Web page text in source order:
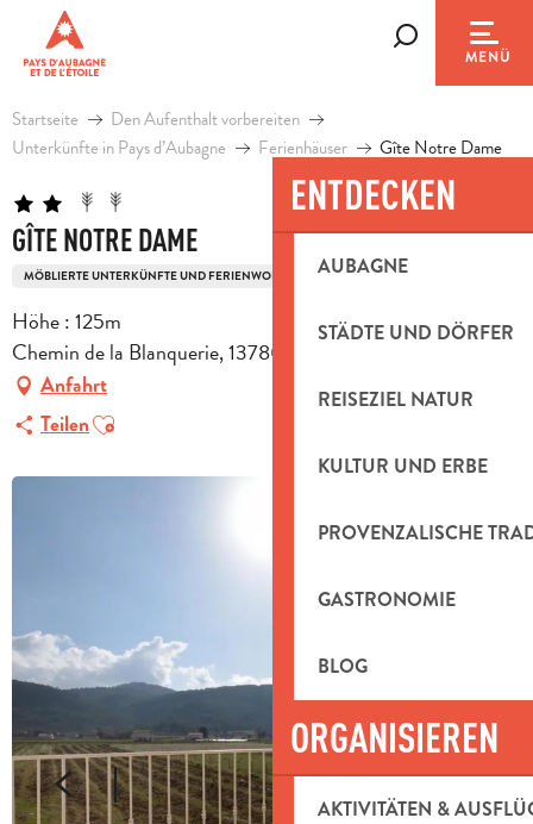
contenu
principal
MENÜ
ENTDECKEN
AUBAGNE
STÄDTE UND DÖRFER
REISEZIEL NATUR
KULTUR UND ERBE
PROVENZALISCHE
GASTRONOMIE
BLOG
ORGANISIEREN
AKTIVITÄTEN &
Startseite
Den Aufenthalt vorbereiten
Unterkünfte in Pays d’Aubagne
Ferienhäuser Gîte Notre Dame
GÎTE NOTRE DAME
MÖBLIERTE UNTERKÜNFTE UND FERIENWOHNUNGEN
Höhe : 125m
Chemin de la Blanquerie, 13780 Cuges-les-Pins
Anfahrt
TeilenAjouter aux favoris